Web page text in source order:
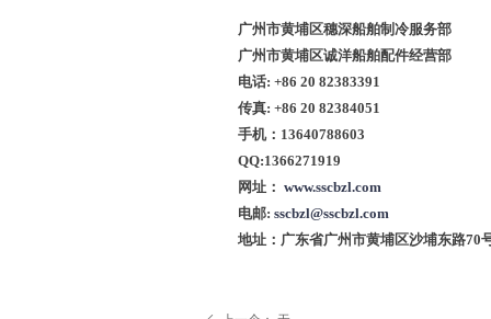
广州市黄埔区穗深船舶制冷服务部
广州市黄埔区诚洋船舶配件经营部
电话: +86 20 82383391
传真: +86 20 82384051
手机：13640788603
QQ:1366271919
网址： www.sscbzl.com
电邮: sscbzl@sscbzl.com
地址：广东省广州市黄埔区沙埔东路70